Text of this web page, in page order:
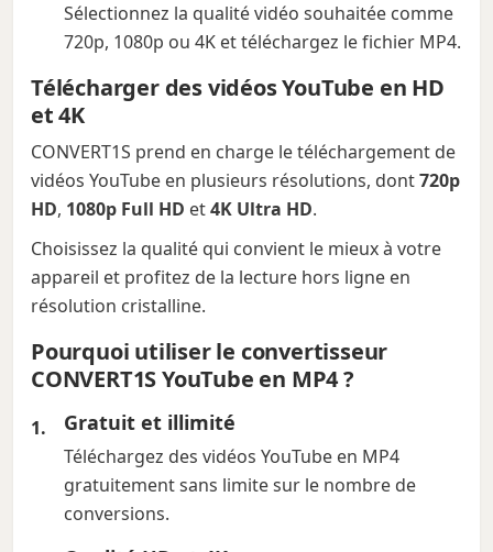
Sélectionnez la qualité vidéo souhaitée comme
720p, 1080p ou 4K et téléchargez le fichier MP4.
Télécharger des vidéos YouTube en HD
et 4K
CONVERT1S prend en charge le téléchargement de
vidéos YouTube en plusieurs résolutions, dont720p
HD, 1080p Full HD et4K Ultra HD.
Choisissez la qualité qui convient le mieux à votre
appareil et profitez de la lecture hors ligne en
résolution cristalline.
Pourquoi utiliser le convertisseur
CONVERT1S YouTube en MP4 ?
Gratuit et illimité
Téléchargez des vidéos YouTube en MP4
gratuitement sans limite sur le nombre de
conversions.